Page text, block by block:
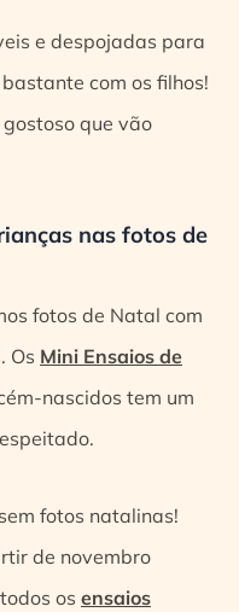
e despojadas para
com os filhos!
que vão
nas fotos de
fotos de Natal com
Os Mini Ensaios de
nascidos tem um
fotos natalinas!
de novembro
os ensaios